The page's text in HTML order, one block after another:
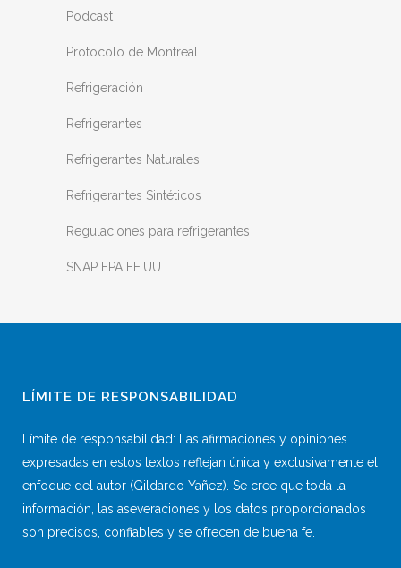
Podcast
Protocolo de Montreal
Refrigeración
Refrigerantes
Refrigerantes Naturales
Refrigerantes Sintéticos
Regulaciones para refrigerantes
SNAP EPA EE.UU.
LÍMITE DE RESPONSABILIDAD
Límite de responsabilidad: Las afirmaciones y opiniones
expresadas en estos textos reflejan única y exclusivamente el
enfoque del autor (Gildardo Yañez). Se cree que toda la
información, las aseveraciones y los datos proporcionados
son precisos, confiables y se ofrecen de buena fe.